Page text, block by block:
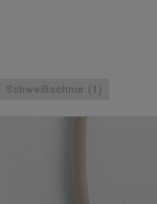
Schweißschnur (1)